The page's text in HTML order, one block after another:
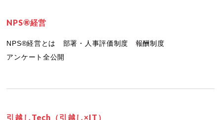
NPS®経営
NPS®経営とは 部署・人事評価制度
報酬制度
アンケート全公開
引越しTech（引越し×IT）